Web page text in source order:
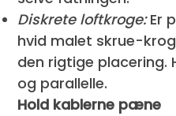
Diskrete loftkroge:Er
hvid malet skrue-
den rigtige placering.
og parallelle.
Hold kablerne pæne